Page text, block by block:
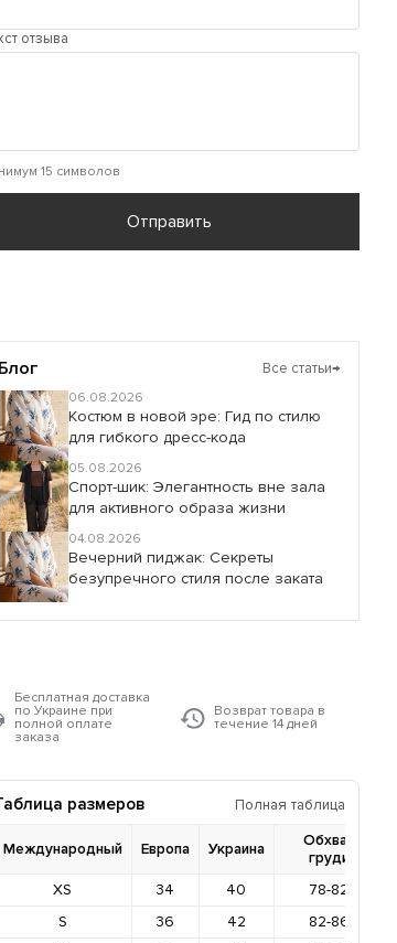
отзыва
15 символов
Отправить
Блог Все статьи→
06.08.2026
Костюм в новой эре: Гид по стилю
для гибкого дресс-кода
05.08.2026
Спорт-шик: Элегантность вне зала
для активного образа жизни
04.08.2026
Вечерний пиджак: Секреты
безупречного стиля после заката
Бесплатная доставка
по Украине при
полной оплате
заказа
Возврат товара в
течение 14 дней
размеров Полная таблица
Международный Европа Украина
Обхват
груди
XS
34 40
78-82
S
36 42
82-86